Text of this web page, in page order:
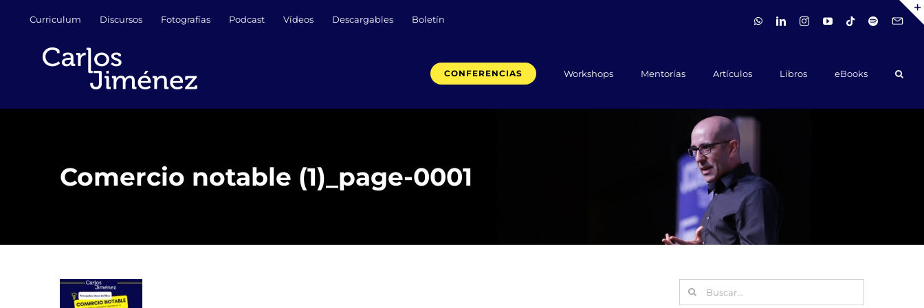
contenido
Curriculum Discursos Fotografías Podcast Vídeos Descargables Boletín WhatsApp
LinkedInInstagramYouTubeTiktokSpotify
CONFERENCIAS Workshops Mentorías Artículos Libros eBooks
Comercio notable (1)_page-0001
Buscar: